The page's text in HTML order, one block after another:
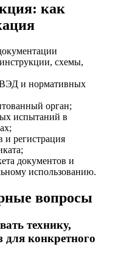
как
схемы,
и нормативных
орган;
испытаний в
и регистрация
документов и
использованию.
вопросы
технику,
для конкретного